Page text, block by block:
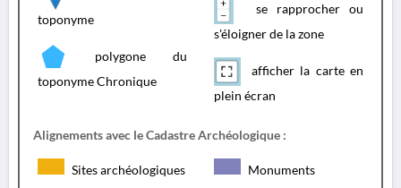
toponyme
polygone du
toponyme Chronique
se rapprocher ou
s'éloigner de la zone
afficher la carte en
plein écran
Alignements avec le Cadastre Archéologique :
Sites archéologiques Monuments